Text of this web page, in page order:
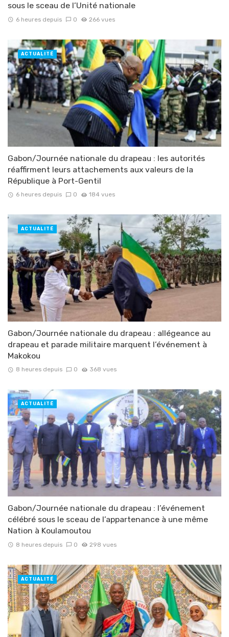
sous le sceau de l’Unité nationale
6 heures depuis 0 266 vues
Gabon/Journée nationale du drapeau : les autorités
réaffirment leurs attachements aux valeurs de la
République à Port-Gentil
6 heures depuis 0 184 vues
ACTUALITÉ
Gabon/Journée nationale du drapeau : allégeance au
drapeau et parade militaire marquent l’événement à
Makokou
8 heures depuis 0 368 vues
ACTUALITÉ
Gabon/Journée nationale du drapeau : l’événement
célébré sous le sceau de l’appartenance à une même
Nation à Koulamoutou
8 heures depuis 0 298 vues
ACTUALITÉ
ACTUALITÉ